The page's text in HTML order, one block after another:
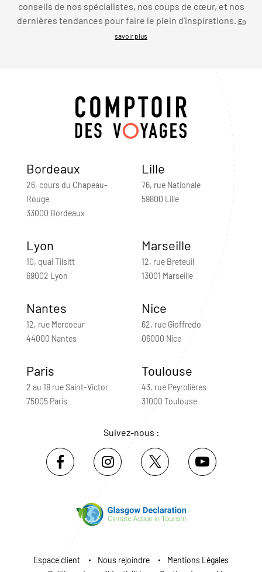
conseils de nos spécialistes, nos coups de cœur, et nos
dernières tendances pour faire le plein d’inspirations.
En
savoir plus
Bordeaux
26, cours du Chapeau-
Rouge
33000 Bordeaux
Lille
76, rue Nationale
59800 Lille
Lyon
10, quai Tilsitt
69002 Lyon
Marseille
12, rue Breteuil
13001 Marseille
Nantes
12, rue Mercoeur
44000 Nantes
Nice
62, rue Gioffredo
06000 Nice
Paris
2 au 18 rue Saint-Victor
75005 Paris
Toulouse
43, rue Peyrolières
31000 Toulouse
Suivez-nous :
Espace client Nous rejoindre
Mentions Légales